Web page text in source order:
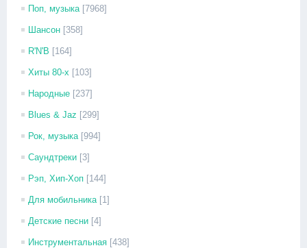
Поп, музыка [7968]
Шансон [358]
R'N'B [164]
Хиты 80-х [103]
Народные [237]
Blues & Jaz [299]
Рок, музыка [994]
Саундтреки [3]
Рэп, Хип-Хоп [144]
Для мобильника [1]
Детские песни [4]
Инструментальная [438]